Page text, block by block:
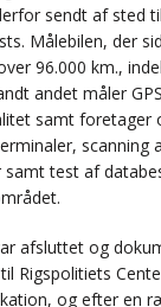
sendt af sted
Målebilen, der
96.000 km.,
andet måler
samt foretager
scanning
test af
afsluttet og
Rigspolitiets
og efter en